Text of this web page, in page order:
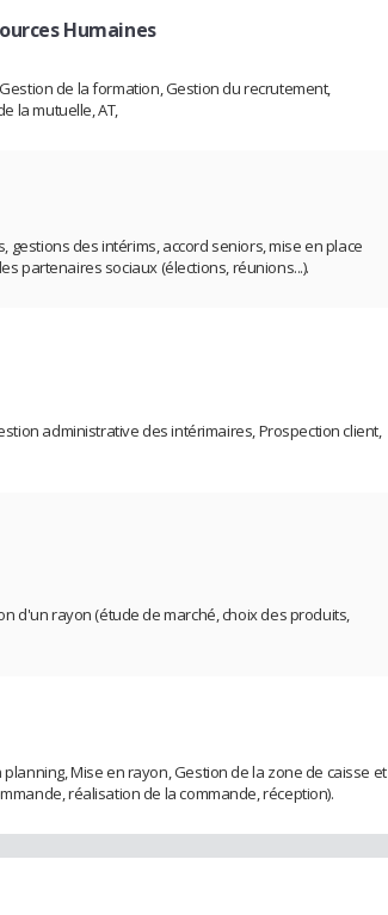
Humaines
de la formation, Gestion du recrutement,
la mutuelle, AT,
des intérims, accord seniors, mise en place
partenaires sociaux (élections, réunions...).
administrative des intérimaires, Prospection client,
d'un rayon (étude de marché, choix des produits,
Mise en rayon, Gestion de la zone de caisse et
réalisation de la commande, réception).